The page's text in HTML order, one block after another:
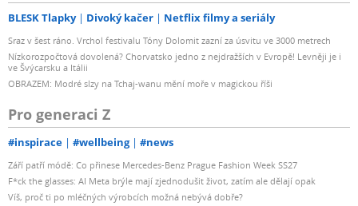
BLESK Tlapky Divoký kačer Netflix filmy a seriály
Sraz v šest ráno. Vrchol festivalu Tóny Dolomit zazní za úsvitu ve 3000 metrech
Nízkorozpočtová dovolená? Chorvatsko jedno z nejdražších v Evropě! Levněji je i
ve Švýcarsku a Itálii
OBRAZEM: Modré slzy na Tchaj-wanu mění moře v magickou říši
Pro generaci Z
#inspirace #wellbeing #news
Září patří módě: Co přinese Mercedes-Benz Prague Fashion Week SS27
F*ck the glasses: AI Meta brýle mají zjednodušit život, zatím ale dělají opak
Víš, proč ti po mléčných výrobcích možná nebývá dobře?